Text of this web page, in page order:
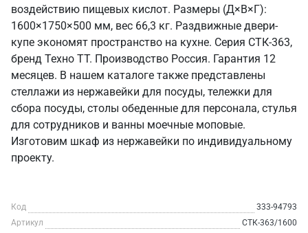
воздействию пищевых кислот. Размеры (Д×В×Г):
1600×1750×500 мм, вес 66,3 кг. Раздвижные двери-
купе экономят пространство на кухне. Серия СТК-363,
бренд Техно ТТ. Производство Россия. Гарантия 12
месяцев. В нашем каталоге также представлены
стеллажи из нержавейки для посуды, тележки для
сбора посуды, столы обеденные для персонала, стулья
для сотрудников и ванны моечные моповые.
Изготовим шкаф из нержавейки по индивидуальному
проекту.
Код
333-94793
Артикул
СТК-363/1600